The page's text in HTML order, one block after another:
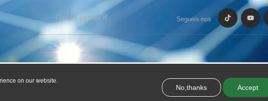
Compra en línia Segueix-nos
on our website.
No,thanks Accept